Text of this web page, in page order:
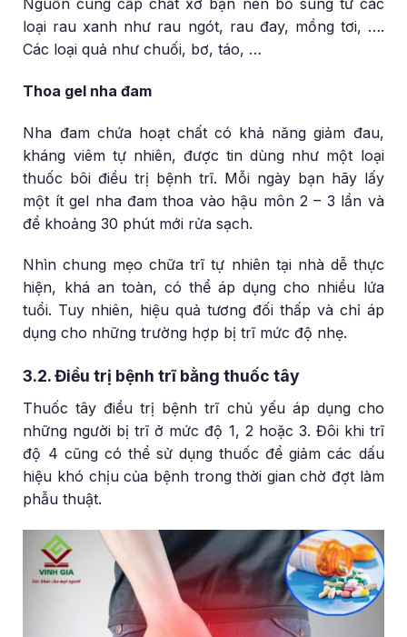
Nguồn cung cấp chất xơ bạn nên bổ sung từ các
loại rau xanh như rau ngót, rau đay, mồng tơi, ….
Các loại quả như chuối, bơ, táo, …
Thoa gel nha đam
Nha đam chứa hoạt chất có khả năng giảm đau,
kháng viêm tự nhiên, được tin dùng như một loại
thuốc bôi điều trị bệnh trĩ. Mỗi ngày bạn hãy lấy
một ít gel nha đam thoa vào hậu môn 2 – 3 lần và
để khoảng 30 phút mới rửa sạch.
Nhìn chung mẹo chữa trĩ tự nhiên tại nhà dễ thực
hiện, khá an toàn, có thể áp dụng cho nhiều lứa
tuổi. Tuy nhiên, hiệu quả tương đối thấp và chỉ áp
dụng cho những trường hợp bị trĩ mức độ nhẹ.
3.2. Điều trị bệnh trĩ bằng thuốc tây
Thuốc tây điều trị bệnh trĩ chủ yếu áp dụng cho
những người bị trĩ ở mức độ 1, 2 hoặc 3. Đôi khi trĩ
độ 4 cũng có thể sử dụng thuốc để giảm các dấu
hiệu khó chịu của bệnh trong thời gian chờ đợt làm
phẫu thuật.